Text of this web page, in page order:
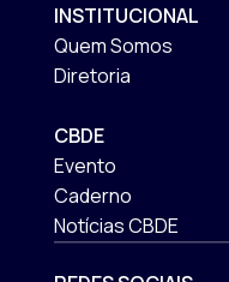
INSTITUCIONAL
Quem Somos
Diretoria
CBDE
Evento
Caderno
Notícias CBDE